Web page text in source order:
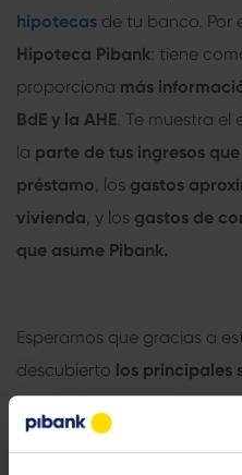
hipotecas de tu banco. Por
Hipoteca Pibank: tiene
proporciona más
BdE y la AHE . Te muestra
la parte de tus ingresos
préstamo , los gastos
vivienda , y los gastos de
que asume Pibank.
Esperamos que gracias a
descubierto los principales
puedas hacer tus cálculos